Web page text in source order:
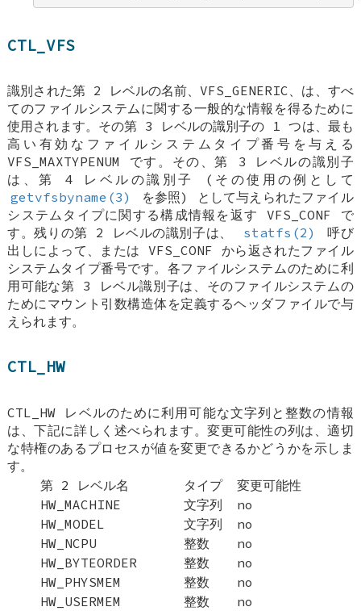
CTL_VFS
識別された第 2 レベルの名前、VFS_GENERIC、は、すべ
てのファイルシステムに関する一般的な情報を得るために
使用されます。その第 3 レベルの識別子の 1 つは、最も
高い有効なファイルシステムタイプ番号を与える
VFS_MAXTYPENUM です。その、第 3 レベルの識別子
は、第 4 レベルの識別子 (その使用の例として
getvfsbyname(3)
を参照) として与えられたファイル
システムタイプに関する構成情報を返す VFS_CONF で
す。残りの第 2 レベルの識別子は、
statfs(2)
呼び
出しによって、または VFS_CONF から返されたファイル
システムタイプ番号です。各ファイルシステムのために利
用可能な第 3 レベル識別子は、そのファイルシステムの
ためにマウント引数構造体を定義するヘッダファイルで与
えられます。
CTL_HW
CTL_HW レベルのために利用可能な文字列と整数の情報
は、下記に詳しく述べられます。変更可能性の列は、適切
な特権のあるプロセスが値を変更できるかどうかを示しま
す。
第 2 レベル名
タイプ
変更可能性
HW_MACHINE
文字列
no
HW_MODEL
文字列
no
HW_NCPU
整数
no
HW_BYTEORDER
整数
no
HW_PHYSMEM
整数
no
HW_USERMEM
整数
no